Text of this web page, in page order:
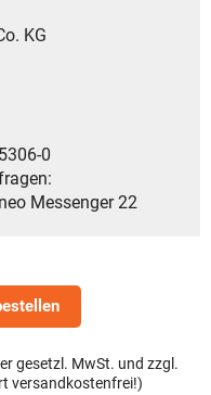
KG
0
Messenger 22
gesetzl. MwSt. und zzgl.
versandkostenfrei!)